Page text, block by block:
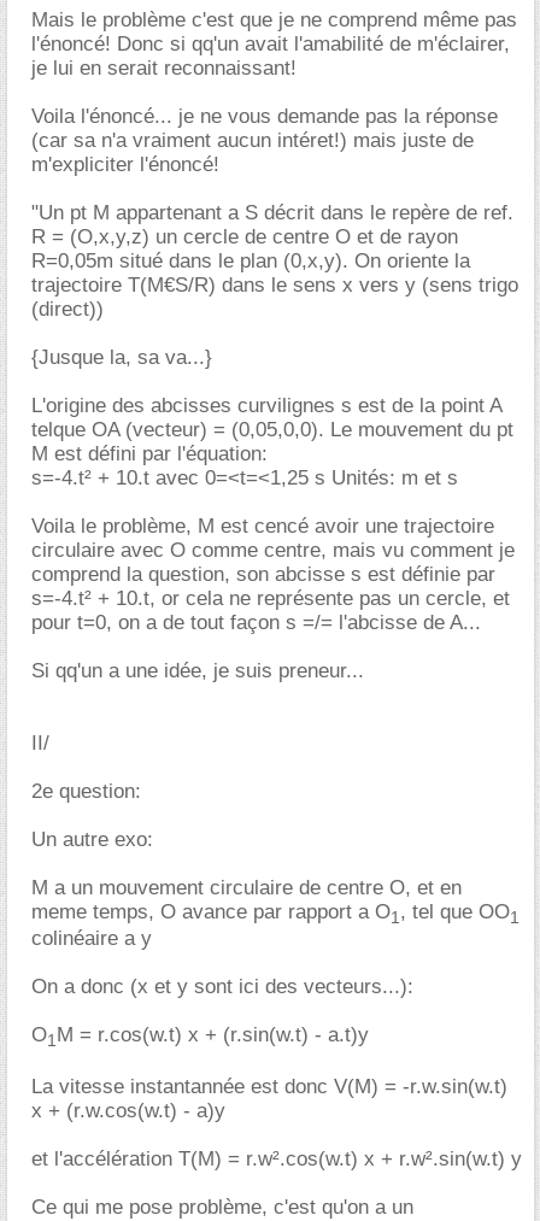
Mais le problème c'est que je ne comprend même pas
l'énoncé! Donc si qq'un avait l'amabilité de m'éclairer,
je lui en serait reconnaissant!
Voila l'énoncé... je ne vous demande pas la réponse
(car sa n'a vraiment aucun intéret!) mais juste de
m'expliciter l'énoncé!
"Un pt M appartenant a S décrit dans le repère de ref.
R = (O,x,y,z) un cercle de centre O et de rayon
R=0,05m situé dans le plan (0,x,y). On oriente la
trajectoire T(M€S/R) dans le sens x vers y (sens trigo
(direct))
{Jusque la, sa va...}
L'origine des abcisses curvilignes s est de la point A
telque OA (vecteur) = (0,05,0,0). Le mouvement du pt
M est défini par l'équation:
s=-4.t² + 10.t avec 0=<t=<1,25 s Unités: m et s
Voila le problème, M est cencé avoir une trajectoire
circulaire avec O comme centre, mais vu comment je
comprend la question, son abcisse s est définie par
s=-4.t² + 10.t, or cela ne représente pas un cercle, et
pour t=0, on a de tout façon s =/= l'abcisse de A...
Si qq'un a une idée, je suis preneur...
II/
2e question:
Un autre exo:
M a un mouvement circulaire de centre O, et en
meme temps, O avance par rapport a O1, tel que OO1
colinéaire a y
On a donc (x et y sont ici des vecteurs...):
O1M = r.cos(w.t) x + (r.sin(w.t) - a.t)y
La vitesse instantannée est donc V(M) = -r.w.sin(w.t)
x + (r.w.cos(w.t) - a)y
et l'accélération T(M) = r.w².cos(w.t) x + r.w².sin(w.t) y
Ce qui me pose problème, c'est qu'on a un